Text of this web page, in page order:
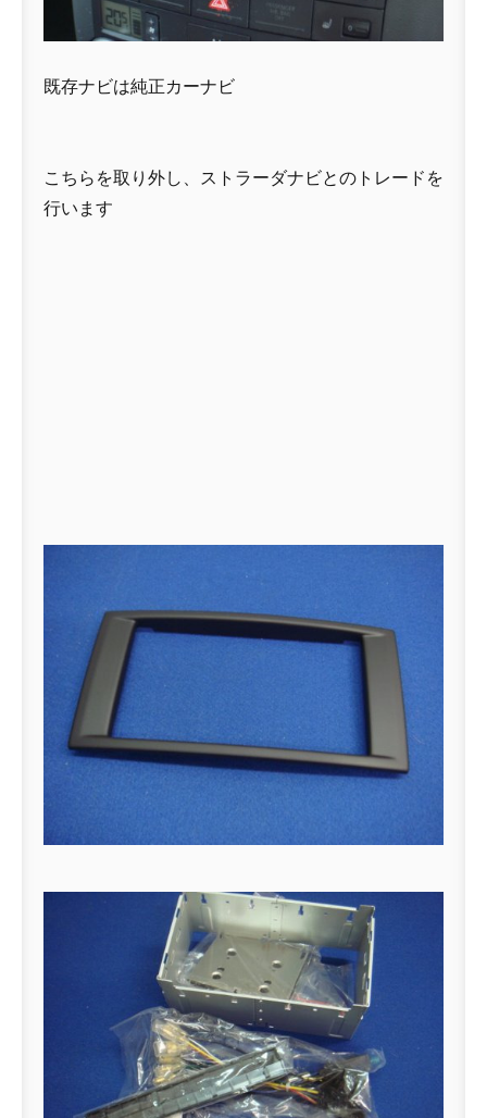
既存ナビは純正カーナビ
こちらを取り外し、ストラーダナビとのトレードを
行います